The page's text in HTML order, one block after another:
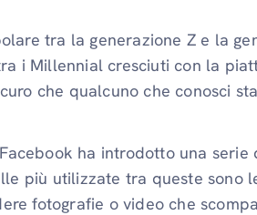
tra la generazione Z e la
i Millennial cresciuti con la
che qualcuno che conosci
ha introdotto una
più utilizzate tra queste sono
fotografie o video che